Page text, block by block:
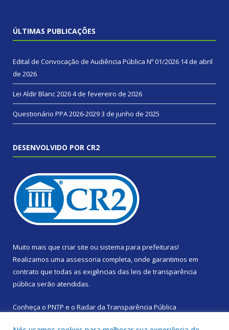
ÚLTIMAS PUBLICAÇÕES
Edital de Convocação de Audiência Pública Nº 01/2026 14 de abril
de 2026
Lei Aldir Blanc 20264 de fevereiro de 2026
Questionário PPA 2026-20293 de junho de 2025
DESENVOLVIDO POR CR2
Muito mais que criar site ou sistema para prefeituras!
Realizamos uma assessoria completa, onde garantimos em
contrato que todas as exigências das leis de transparência
pública serão atendidas.
Conheça o PNTP e o Radar da Transparência Pública